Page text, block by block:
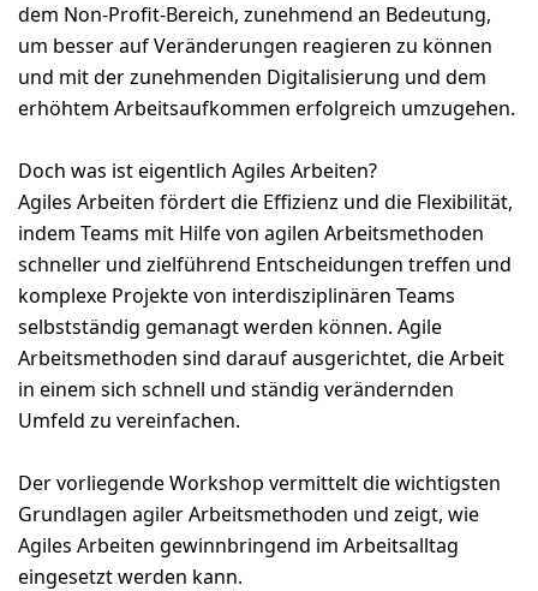
dem Non-Profit-Bereich, zunehmend an Bedeutung,
um besser auf Veränderungen reagieren zu können
und mit der zunehmenden Digitalisierung und dem
erhöhtem Arbeitsaufkommen erfolgreich umzugehen.
Doch was ist eigentlich Agiles Arbeiten?
Agiles Arbeiten fördert die Effizienz und die Flexibilität,
indem Teams mit Hilfe von agilen Arbeitsmethoden
schneller und zielführend Entscheidungen treffen und
komplexe Projekte von interdisziplinären Teams
selbstständig gemanagt werden können. Agile
Arbeitsmethoden sind darauf ausgerichtet, die Arbeit
in einem sich schnell und ständig verändernden
Umfeld zu vereinfachen.
Der vorliegende Workshop vermittelt die wichtigsten
Grundlagen agiler Arbeitsmethoden und zeigt, wie
Agiles Arbeiten gewinnbringend im Arbeitsalltag
eingesetzt werden kann.